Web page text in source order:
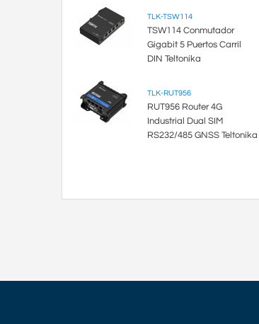
TLK-TSW114
TSW114 Conmutador
Gigabit 5 Puertos Carril
DIN Teltonika
TLK-RUT956
RUT956 Router 4G
Industrial Dual SIM
RS232/485 GNSS Teltonika